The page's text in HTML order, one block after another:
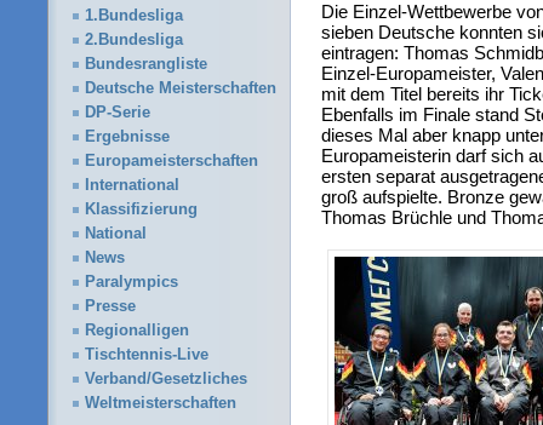
Die Einzel-Wettbewerbe
sieben Deutsche konnten
eintragen: Thomas
Einzel-Europameister,
mit dem Titel bereits ihr
Ebenfalls im Finale stand
dieses Mal aber knapp
Europameisterin darf sich
ersten separat
groß aufspielte. Bronze
Thomas Brüchle und
1.Bundesliga
2.Bundesliga
Bundesrangliste
Deutsche Meisterschaften
DP-Serie
Ergebnisse
Europameisterschaften
International
Klassifizierung
National
News
Paralympics
Presse
Regionalligen
Tischtennis-Live
Verband/Gesetzliches
Weltmeisterschaften